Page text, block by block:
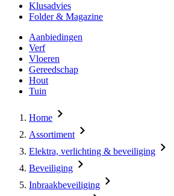
Klusadvies
Folder & Magazine
Aanbiedingen
Verf
Vloeren
Gereedschap
Hout
Tuin
Home
Assortiment
Elektra, verlichting & beveiliging
Beveiliging
Inbraakbeveiliging